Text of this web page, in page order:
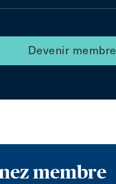
Devenir membre
membre